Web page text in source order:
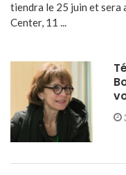
tiendra le 25 juin et sera
Center, 11 ...